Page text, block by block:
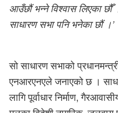
आउँछौं भन्ने विश्वास लिएका
साधारण सभा पनि भनेका छौं ।’
सो साधारण सभाको
एनआरएनएले जनाएको छ ।
लागि पूर्वाधार निर्माण,